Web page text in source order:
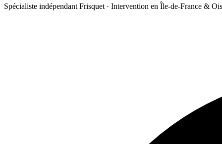
Spécialiste indépendant Frisquet · Intervention en Île-de-France &